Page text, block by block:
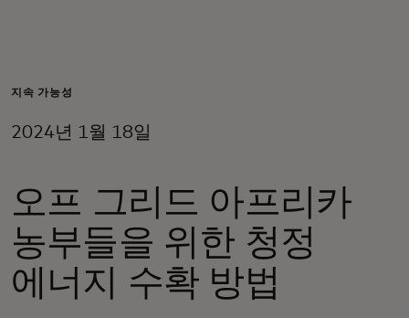
비즈니스 고객
이노베이터
뉴스 & 인사이트
지속 가능성
2024년 1월 18일
오프 그리드 아프리카
농부들을 위한 청정
에너지 수확 방법